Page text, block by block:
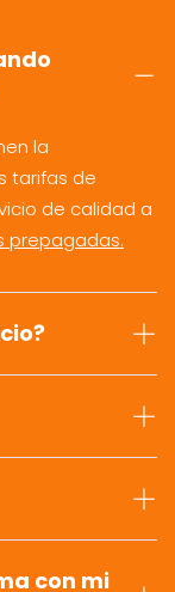
la
tarifas de
de calidad a
prepagadas.
con mi